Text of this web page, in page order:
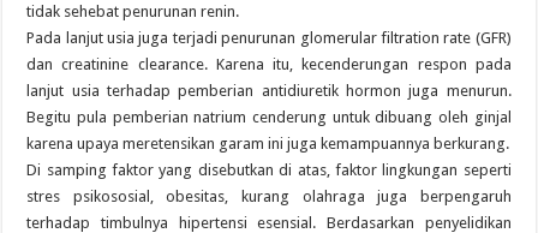
tidak sehebat penurunan renin.
Pada lanjut usia juga terjadi penurunan glomerular filtration rate (GFR)
dan creatinine clearance. Karena itu, kecenderungan respon pada
lanjut usia terhadap pemberian antidiuretik hormon juga menurun.
Begitu pula pemberian natrium cenderung untuk dibuang oleh ginjal
karena upaya meretensikan garam ini juga kemampuannya berkurang.
Di samping faktor yang disebutkan di atas, faktor lingkungan seperti
stres psikososial, obesitas, kurang olahraga juga berpengaruh
terhadap timbulnya hipertensi esensial. Berdasarkan penyelidikan